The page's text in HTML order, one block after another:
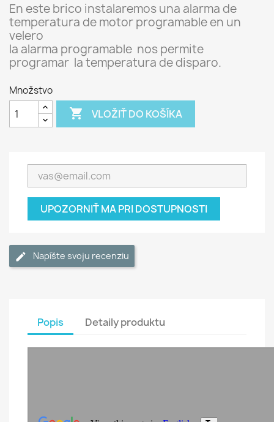
En este brico instalaremos una alarma de
temperatura de motor programable en un
velero
la alarma programable nos permite
programar la temperatura de disparo.
Množstvo
 VLOŽIŤ DO KOŠÍKA
UPOZORNIŤ MA PRI DOSTUPNOSTI
Napíšte svoju recenziu
Popis Detaily produktu